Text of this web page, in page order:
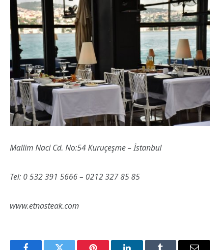
Mallim Naci Cd. No:54 Kuruçeşme – İstanbul
Tel: 0 532 391 5666 – 0212 327 85 85
www.etnasteak.com